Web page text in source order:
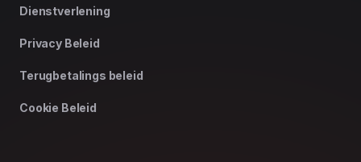
Dienstverlening
Privacy Beleid
Terugbetalings beleid
Cookie Beleid